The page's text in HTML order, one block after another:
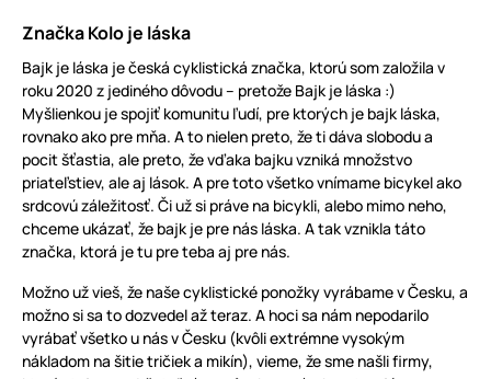
Značka Kolo je láska
Bajk je láska je česká cyklistická značka, ktorú som založila v
roku 2020 z jediného dôvodu – pretože Bajk je láska :)
Myšlienkou je spojiť komunitu ľudí, pre ktorých je bajk láska,
rovnako ako pre mňa. A to nielen preto, že ti dáva slobodu a
pocit šťastia, ale preto, že vďaka bajku vzniká množstvo
priateľstiev, ale aj lások. A pre toto všetko vnímame bicykel ako
srdcovú záležitosť. Či už si práve na bicykli, alebo mimo neho,
chceme ukázať, že bajk je pre nás láska. A tak vznikla táto
značka, ktorá je tu pre teba aj pre nás.
Možno už vieš, že naše cyklistické ponožky vyrábame v Česku, a
možno si sa to dozvedel až teraz. A hoci sa nám nepodarilo
vyrábať všetko u nás v Česku (kvôli extrémne vysokým
nákladom na šitie tričiek a mikín), vieme, že sme našli firmy,